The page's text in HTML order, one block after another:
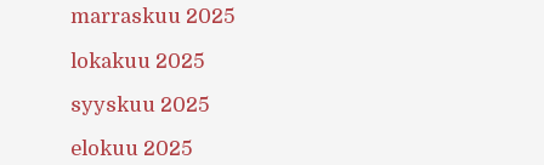
marraskuu 2025
lokakuu 2025
syyskuu 2025
elokuu 2025